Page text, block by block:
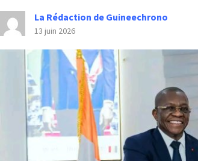
La Rédaction de Guineechrono
13 juin 2026